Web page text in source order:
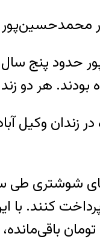
حدود پنج
هر دو
شوشتری
کنند.
تومان